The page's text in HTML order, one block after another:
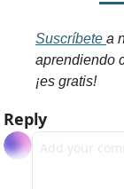
Suscríbete a
aprendiendo
¡es gratis!
Reply